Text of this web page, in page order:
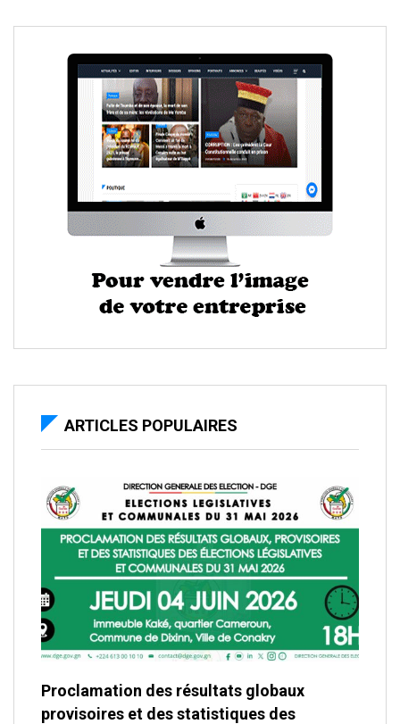
ARTICLES POPULAIRES
Proclamation des résultats globaux
provisoires et des statistiques des